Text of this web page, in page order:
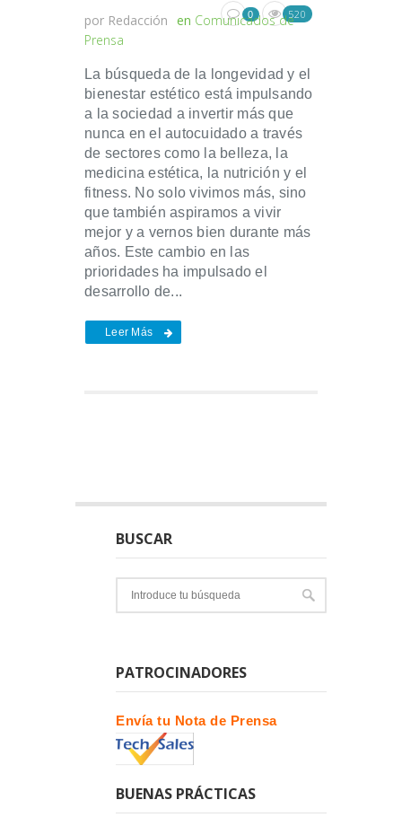
por Redacción en Comunicados de
Prensa
0 520
La búsqueda de la longevidad y el
bienestar estético está impulsando
a la sociedad a invertir más que
nunca en el autocuidado a través
de sectores como la belleza, la
medicina estética, la nutrición y el
fitness. No solo vivimos más, sino
que también aspiramos a vivir
mejor y a vernos bien durante más
años. Este cambio en las
prioridades ha impulsado el
desarrollo de...
Leer Más
BUSCAR
PATROCINADORES
Envía tu Nota de Prensa
BUENAS PRÁCTICAS